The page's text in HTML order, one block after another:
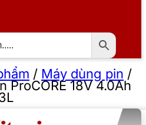
/ Máy dùng pin /
ProCORE 18V 4.0Ah